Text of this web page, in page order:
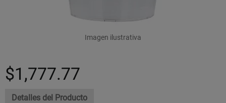
Imagen ilustrativa
$1,777.77
Detalles del Producto